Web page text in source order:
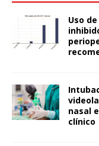
Uso
nasal
clínico